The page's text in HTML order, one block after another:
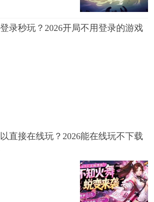
录秒玩？2026开局不用登录的游戏
直接在线玩？2026能在线玩不下载